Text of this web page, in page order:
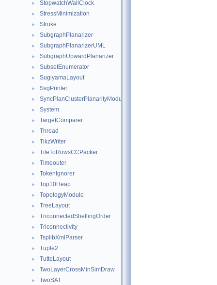
► StopwatchWallClock
► StressMinimization
► Stroke
► SubgraphPlanarizer
► SubgraphPlanarizerUML
► SubgraphUpwardPlanarizer
► SubsetEnumerator
► SugiyamaLayout
► SvgPrinter
► SyncPlanClusterPlanarityModule
► System
► TargetComparer
► Thread
► TikzWriter
► TileToRowsCCPacker
► Timeouter
► TokenIgnorer
► Top10Heap
► TopologyModule
► TreeLayout
► TriconnectedShellingOrder
► Triconnectivity
► TsplibXmlParser
► Tuple2
► TutteLayout
► TwoLayerCrossMinSimDraw
► TwoSAT